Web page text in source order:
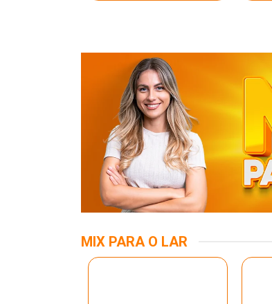
MIX PARA O LAR